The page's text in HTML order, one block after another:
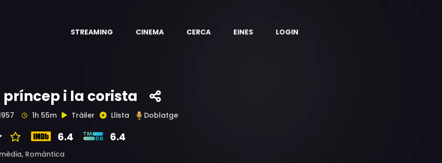
STREAMING CINEMA CERCA EINES LOGIN
príncep i la corista
1h 55m Tràiler Llista Doblatge
6.4 6.4
Romàntica